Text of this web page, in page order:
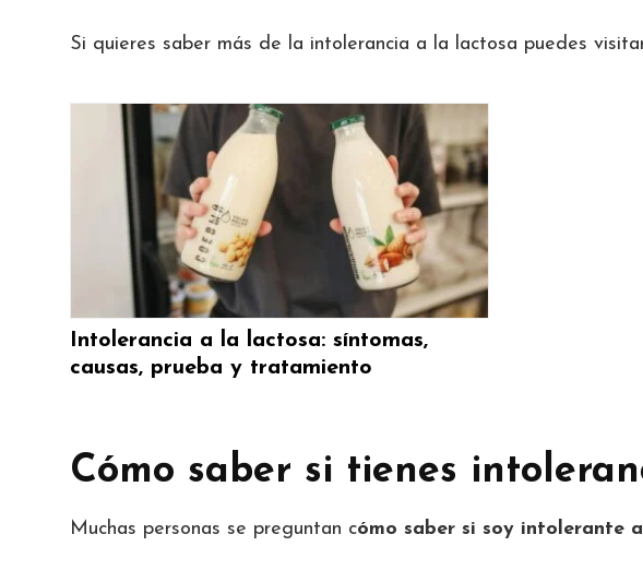
Si quieres saber más de la intolerancia a la lactosa puedes
Intolerancia a la lactosa: síntomas,
causas, prueba y tratamiento
Cómo saber si tienes
Muchas personas se preguntan cómo saber si soy intolerante